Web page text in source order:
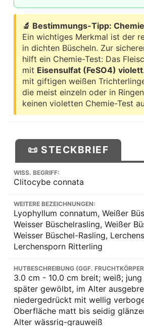
🔬 Bestimmungs-Tipp:
Ein wichtiges Merkmal ist der
in dichten Büscheln. Zur
hilft ein Chemie-Test: Das
mit Eisensulfat (FeSO4) violett
mit giftigen weißen
die meist einzeln oder in
keinen violetten Chemie-Test
📜 STECKBRIEF
WISS. BEGRIFF:
Clitocybe connata
WEITERE BEZEICHNUNGEN:
Lyophyllum connatum, Weißer
Weisser Büschelrasling, Weißer
Weisser Büschel-Rasling,
Lerchensporn Ritterling
HUTBESCHREIBUNG (GGF.
3.0 cm - 10.0 cm breit; weiß;
später gewölbt, im Alter
niedergedrückt mit wellig
Oberfläche matt bis seidig
Alter wässrig-grauweiß